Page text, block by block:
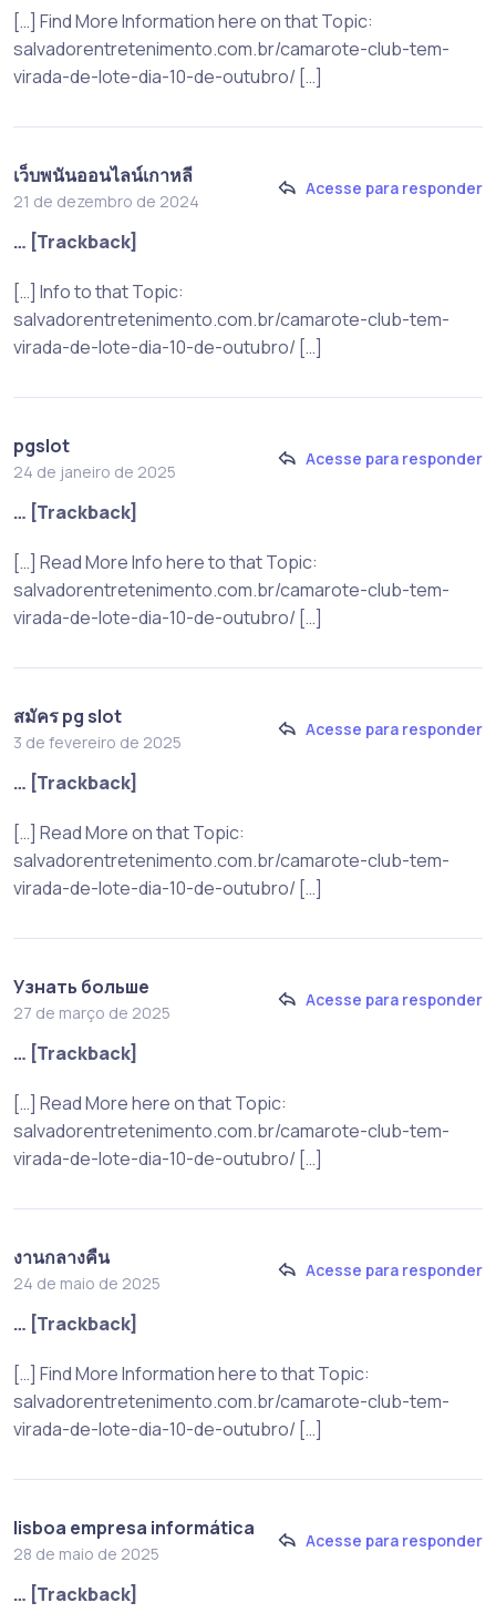
[…] Find More Information here on that Topic:
salvadorentretenimento.com.br/camarote-club-tem-
virada-de-lote-dia-10-de-outubro/ […]
เว็บพนันออนไลน์เกาหลี
21 de dezembro de 2024
Acesse para responder
… [Trackback]
[…] Info to that Topic:
salvadorentretenimento.com.br/camarote-club-tem-
virada-de-lote-dia-10-de-outubro/ […]
pgslot
24 de janeiro de 2025
Acesse para responder
… [Trackback]
[…] Read More Info here to that Topic:
salvadorentretenimento.com.br/camarote-club-tem-
virada-de-lote-dia-10-de-outubro/ […]
สมัคร pg slot
3 de fevereiro de 2025
Acesse para responder
… [Trackback]
[…] Read More on that Topic:
salvadorentretenimento.com.br/camarote-club-tem-
virada-de-lote-dia-10-de-outubro/ […]
Узнать больше
27 de março de 2025
Acesse para responder
… [Trackback]
[…] Read More here on that Topic:
salvadorentretenimento.com.br/camarote-club-tem-
virada-de-lote-dia-10-de-outubro/ […]
งานกลางคืน
24 de maio de 2025
Acesse para responder
… [Trackback]
[…] Find More Information here to that Topic:
salvadorentretenimento.com.br/camarote-club-tem-
virada-de-lote-dia-10-de-outubro/ […]
lisboa empresa informática
28 de maio de 2025
Acesse para responder
… [Trackback]